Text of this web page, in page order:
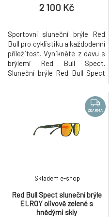
2 100 Kč
Sportovní sluneční brýle Red
Bull pro cyklistiku a každodenní
příležitost. Vynikněte z davu s
brýlemi Red Bull Spect.
Sluneční brýle Red Bull Spect
sklo Ochranný UV filtr: UV400
Úroveň ochrany před světlem:
S3 (vhodné pro jasné světelné
podmínky, intenzivní sluneční
ZDARMA
Red Bull Spect sluneční brýle
ELROY olivově zelené s
hnědými skly
Skladem e-shop